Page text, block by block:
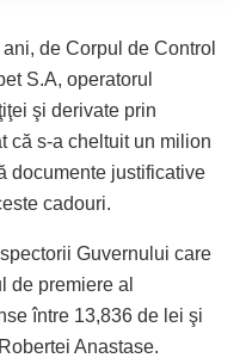
de Corpul de Control
S.A, operatorul
şi derivate prin
că s-a cheltuit un milion
documente justificative
cadouri.
Guvernului care
de premiere al
între 13,836 de lei şi
Anastase.